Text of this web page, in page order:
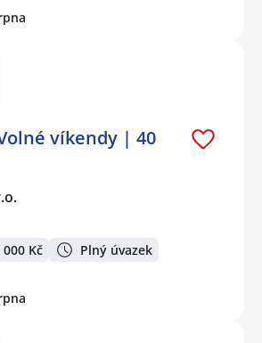
víkendy | 40
Kč Plný úvazek